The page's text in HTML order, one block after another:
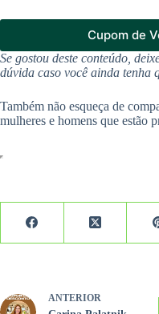
Cupom de
Se gostou deste conteúdo,
dúvida caso você ainda tenha
Também não esqueça de
mulheres e homens que estão
ANTERIOR